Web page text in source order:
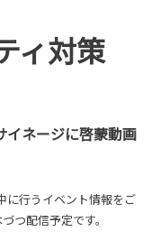
ィ対策
イネージに啓蒙動画
に行うイベント情報をご
つ配信予定です。